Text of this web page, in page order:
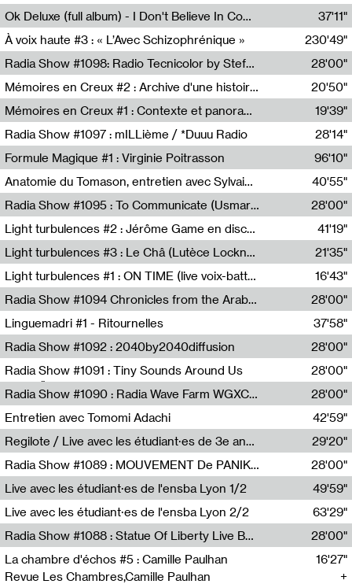
Francesco Russo,Scuola della Crisi
Ok Deluxe (full album) - I Don't Believe In Computing
37'11"
À voix haute #3 : « L’Avec Schizophrénique »
230'49"
Radia Show #1098: Radio Tecnicolor by Stefan Nussbaumer & Georg Zichy (Radio Orange 94.0)
Radio Orange 94.0
28'00"
Mémoires en Creux #2 : Archive d'une histoire artistique
Sophie Auger-Grappin
20'50"
Mémoires en Creux #1 : Contexte et panorama
Sophie Auger-Grappin
19'39"
Radia Show #1097 : mILLième / *Duuu Radio
28'14"
Formule Magique #1 : Virginie Poitrasson
Nathalie Lacroix,Virginie Poitrasson
96'10"
Anatomie du Tomason, entretien avec Sylvain Cardonnel
Loraine Baud,Sylvain Cardonnel
40'55"
Radia Show #1095 : To Communicate (Usmaradio)
Usmaradio
28'00"
Light turbulences #2 : Jérôme Game en discussion avec Thomas Corlin
41'19"
Light turbulences #3 : Le Châ (Lutèce Lockness)
Lutèce Lockness
21'35"
Light turbulences #1 : ON TIME (live voix-batterie) avec Jérôme Game & Jean-Michel Espitallier
Jérôme Game,Jean-Michel Espitallier
16'43"
Radia Show #1094 Chronicles from the Arab Cold War by Ghazi Barakat
Reboot.fm
28'00"
Linguemadri #1 - Ritournelles
Meris Angioletti
37'58"
Radia Show #1092 : 2040by2040diffusion
Diffusion FM
28'00"
Radia Show #1091 : Tiny Sounds Around Us
Radio Študent
28'00"
Radia Show #1090 : Radia Wave Farm WGXC Corey De Juan Sherrard Jr Startalk
Wave Farm
28'00"
Entretien avec Tomomi Adachi
Tomomi Adachi,Loraine Baud
42'59"
Regilote / Live avec les étudiant·es de 3e année de l'EMA
Nima Henryon,Athéna Noël,Amir Genillon,Ibourayane Ahmadi,Manelle Cherrih,Honorine Gibello,John Weeber,Manon Joseph
29'20"
Radia Show #1089 : MOUVEMENT De PANIK (Radio Panik)
Radio Panik
28'00"
Live avec les étudiant·es de l'ensba Lyon 1/2
49'59"
Live avec les étudiant·es de l'ensba Lyon 2/2
63'29"
Radia Show #1088 : Statue Of Liberty Live By Ed Baxter (Resonance)
Resonance
28'00"
La chambre d'échos #5 : Camille Paulhan
Revue Les Chambres,Camille Paulhan
16'27"